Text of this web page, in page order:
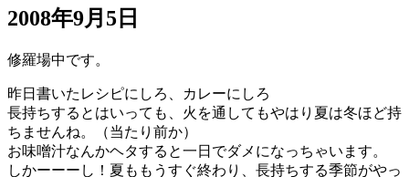
2008年9月5日
修羅場中です。
昨日書いたレシピにしろ、カレーにしろ
長持ちするとはいっても、火を通してもやはり夏は冬ほど持
ちませんね。（当たり前か）
お味噌汁なんかヘタすると一日でダメになっちゃいます。
しかーーーし！夏ももうすぐ終わり、長持ちする季節がやっ